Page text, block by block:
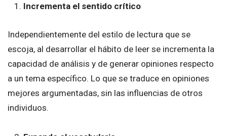
Incrementa el sentido crítico
Independientemente del estilo de lectura que se
escoja, al desarrollar el hábito de leer se incrementa la
capacidad de análisis y de generar opiniones respecto
a un tema específico. Lo que se traduce en opiniones
mejores argumentadas, sin las influencias de otros
individuos.